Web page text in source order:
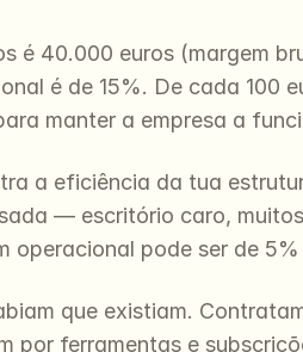
é 40.000 euros (margem
é de 15%. De cada 100
manter a empresa a
a eficiência da tua
— escritório caro,
pode ser de 5%
que existiam.
por ferramentas e